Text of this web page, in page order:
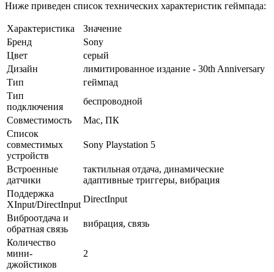
Ниже приведен список технических характеристик геймпада:
Характеристика
Значение
Бренд
Sony
Цвет
серый
Дизайн
лимитированное издание - 30th Anniversary
Тип
геймпад
Тип
подключения
беспроводной
Совместимость
Mac, ПК
Список
совместимых
устройств
Sony Playstation 5
Встроенные
датчики
тактильная отдача, динамические
адаптивные триггеры, вибрация
Поддержка
XInput/DirectInput
DirectInput
Виброотдача и
обратная связь
вибрация, связь
Количество
мини-
джойстиков
2